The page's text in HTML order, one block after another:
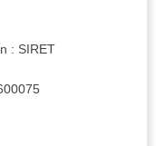
: SIRET